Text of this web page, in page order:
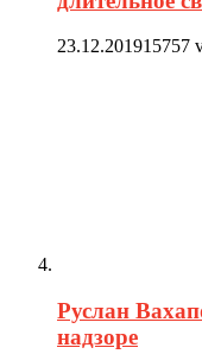
23.12.201915757
Руслан
надзоре